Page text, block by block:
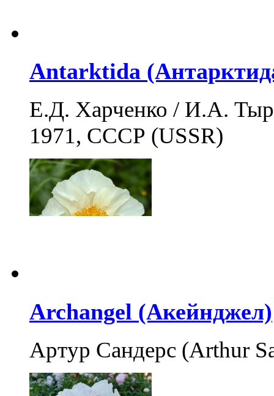
Antarktida
Е.Д. Харченко / И.А.
1971, СССР (USSR)
Archangel (Акейнджел)
Артур Сандерс (Arthur